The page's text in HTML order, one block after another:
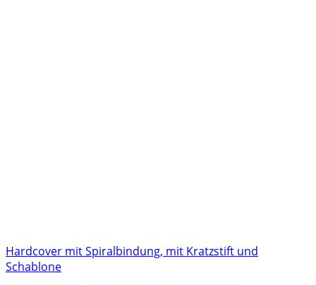
Hardcover mit Spiralbindung, mit Kratzstift und
Schablone